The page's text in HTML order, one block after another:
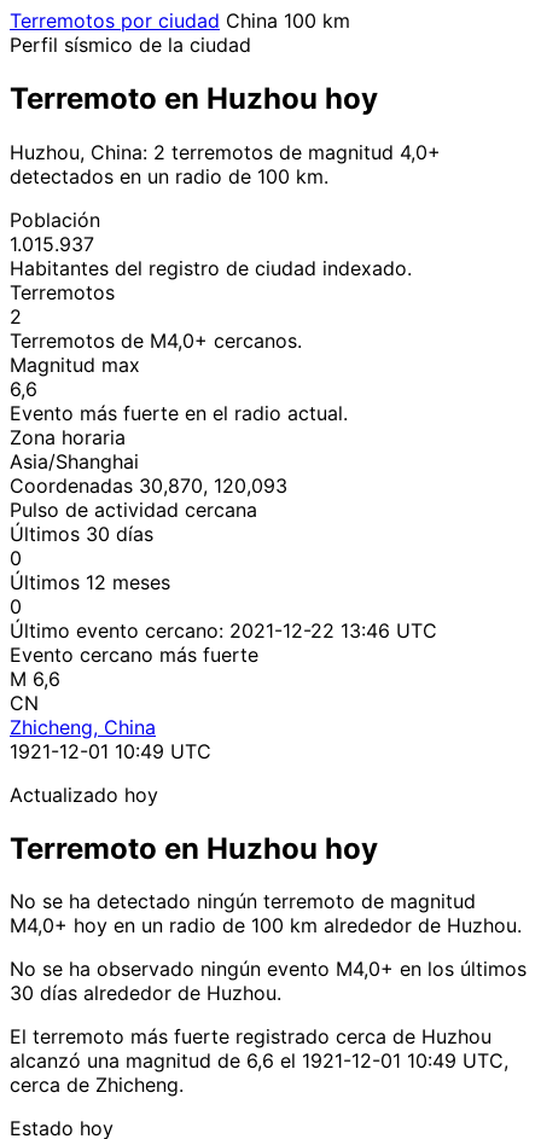
Terremotos por ciudad China 100 km
Perfil sísmico de la ciudad
Terremoto en Huzhou hoy
Huzhou, China: 2 terremotos de magnitud 4,0+
detectados en un radio de 100 km.
Población
1.015.937
Habitantes del registro de ciudad indexado.
Terremotos
2
Terremotos de M4,0+ cercanos.
Magnitud max
6,6
Evento más fuerte en el radio actual.
Zona horaria
Asia/Shanghai
Coordenadas 30,870, 120,093
Pulso de actividad cercana
Últimos 30 días
0
Últimos 12 meses
0
Último evento cercano: 2021-12-22 13:46 UTC
Evento cercano más fuerte
M 6,6
CN
Zhicheng, China
1921-12-01 10:49 UTC
Actualizado hoy
Terremoto en Huzhou hoy
No se ha detectado ningún terremoto de magnitud
M4,0+ hoy en un radio de 100 km alrededor de Huzhou.
No se ha observado ningún evento M4,0+ en los últimos
30 días alrededor de Huzhou.
El terremoto más fuerte registrado cerca de Huzhou
alcanzó una magnitud de 6,6 el 1921-12-01 10:49 UTC,
cerca de Zhicheng.
Estado hoy